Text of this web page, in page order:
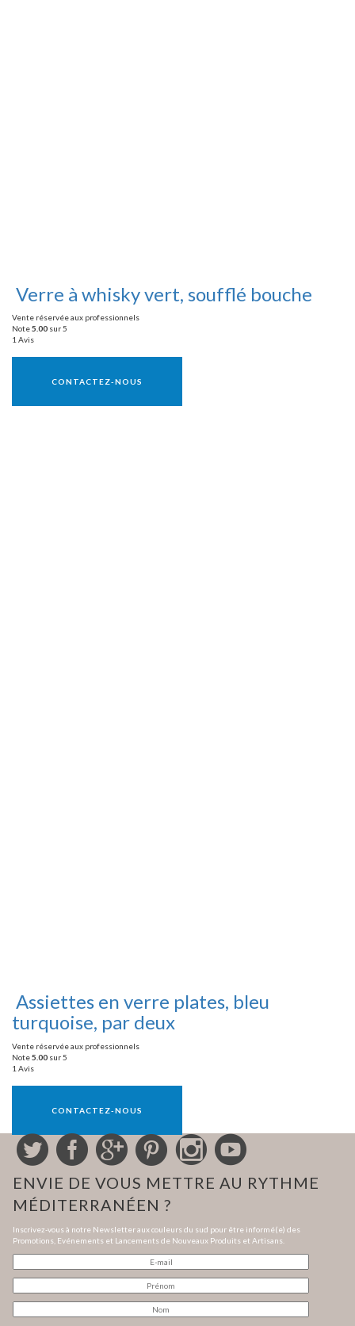
Verre à whisky vert, soufflé bouche
Vente réservée aux professionnels
Note5.00 sur 5
1 Avis
CONTACTEZ-NOUS
Assiettes en verre plates, bleu
turquoise, par deux
Vente réservée aux professionnels
Note5.00 sur 5
1 Avis
CONTACTEZ-NOUS
ENVIE DE VOUS METTRE AU RYTHME
MÉDITERRANÉEN ?
Inscrivez-vous à notre Newsletter aux couleurs du sud pour être informé(e) des
Promotions, Evénements et Lancements de Nouveaux Produits et Artisans.